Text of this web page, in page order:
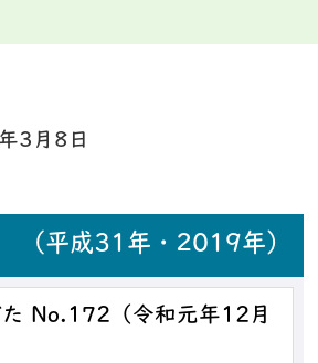
3月8日
（平成31年・2019年）
No.172（令和元年12月